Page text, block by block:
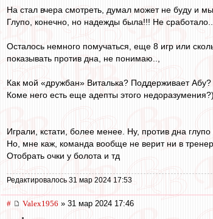
На стал вчера смотреть, думал может не буду и
Глупо, конечно, но надежды была!!! Не сработало..
Осталось немного помучаться, еще 8 игр или
показывать против дна, не понимаю..,
Как мой «дружбан» Виталька? Поддерживает Абу?
Коме него есть еще адепты этого
Играли, кстати, более менее. Ну, против дна
Но, мне каж, команда вообще не верит ни в
Отобрать очки у болота и тд
Редактировалось 31 мар 2024 17:53
# Valex1956 » 31 мар 2024 17:46